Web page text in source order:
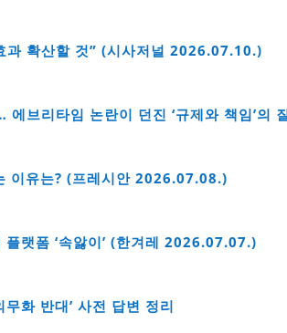
과 확산할 것” (시사저널 2026.07.10.)
에브리타임 논란이 던진 ‘규제와 책임’
이유는? (프레시안 2026.07.08.)
랫폼 ‘속앓이’ (한겨레 2026.07.07.)
화 반대’ 사전 답변 정리